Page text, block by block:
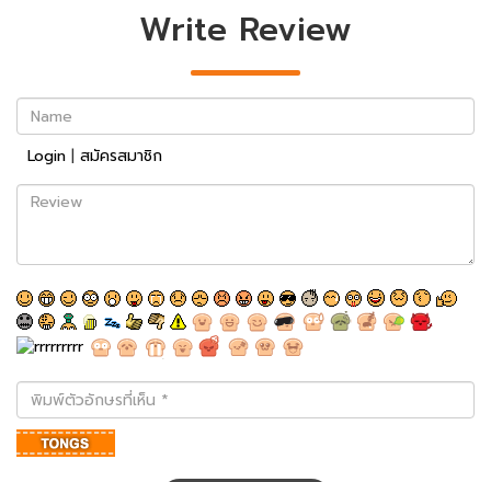
Write Review
Name
Login | สมัครสมาชิก
Review
พิมพ์
ตัว
อักษร
ที่